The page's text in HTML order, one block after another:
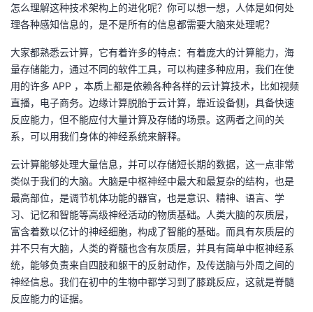
怎么理解这种技术架构上的进化呢？你可以想一想，人体是如何处
理各种感知信息的，是不是所有的信息都需要大脑来处理呢？
大家都熟悉云计算，它有着许多的特点：有着庞大的计算能力，海
量存储能力，通过不同的软件工具，可以构建多种应用，我们在使
用的许多 APP ，本质上都是依赖各种各样的云计算技术，比如视频
直播，电子商务。边缘计算脱胎于云计算，靠近设备侧，具备快速
反应能力，但不能应付大量计算及存储的场景。这两者之间的关
系，可以用我们身体的神经系统来解释。
云计算能够处理大量信息，并可以存储短长期的数据，这一点非常
类似于我们的大脑。大脑是中枢神经中最大和最复杂的结构，也是
最高部位，是调节机体功能的器官，也是意识、精神、语言、学
习、记忆和智能等高级神经活动的物质基础。人类大脑的灰质层，
富含着数以亿计的神经细胞，构成了智能的基础。而具有灰质层的
并不只有大脑，人类的脊髓也含有灰质层，并具有简单中枢神经系
统，能够负责来自四肢和躯干的反射动作，及传送脑与外周之间的
神经信息。我们在初中的生物中都学习到了膝跳反应，这就是脊髓
反应能力的证据。